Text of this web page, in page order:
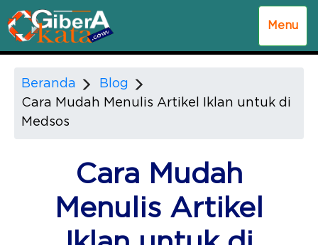
Menu
Beranda
Blog
Cara Mudah Menulis Artikel Iklan untuk di
Medsos
Cara Mudah
Menulis Artikel